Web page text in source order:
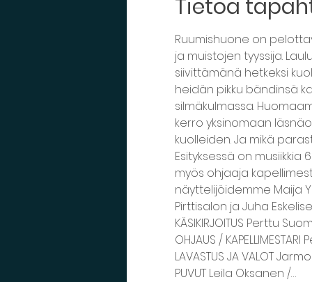
Tietoa
Ruumishuone on
ja muistojen tyyssija.
siivittämänä hetkeksi
heidän pikku bändinsä
silmäkulmassa.
kerro yksinomaan
kuolleiden. Ja mikä
Esityksessä on
myös ohjaaja
näyttelijöidemme Maija
Pirttisalon ja Juha
KÄSIKIRJOITUS Perttu
OHJAUS /
LAVASTUS JA VALOT
PUVUT Leila Oksanen /…